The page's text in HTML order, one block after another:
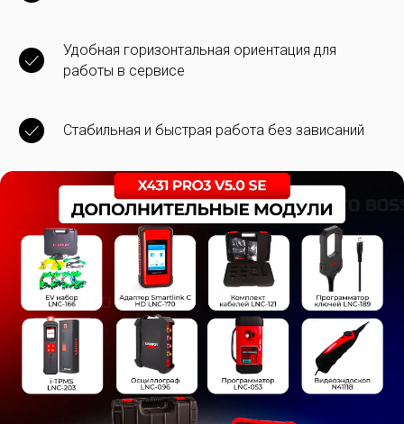
Удобная горизонтальная ориентация для
работы в сервисе
Стабильная и быстрая работа без зависаний